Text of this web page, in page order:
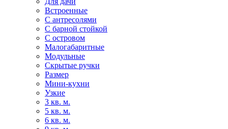
Встроенные
С антресолями
С барной стойкой
С островом
Малогабаритные
Модульные
Скрытые ручки
Размер
Мини-кухни
Узкие
3 кв. м.
5 кв. м.
6 кв. м.